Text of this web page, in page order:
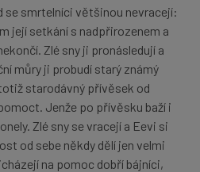
se smrtelníci většinou nevracejí:
její setkání s nadpřirozenem a
Zlé sny ji pronásledují a
můry ji probudí starý známý
starodávný přívěsek od
Jenže po přívěsku baží i
Zlé sny se vracejí a Eevi si
od sebe někdy dělí jen velmi
na pomoc dobří bájníci,